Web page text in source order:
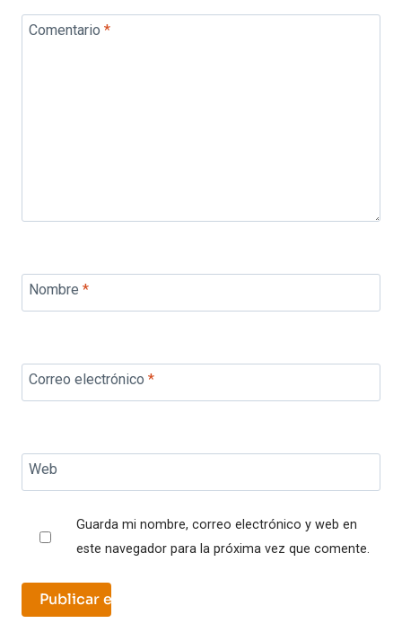
Comentario *
Nombre *
Correo electrónico *
Web
Guarda mi nombre, correo electrónico y web en
este navegador para la próxima vez que comente.